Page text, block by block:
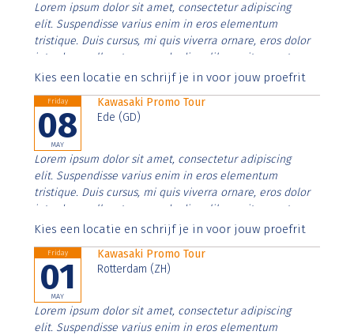
Lorem ipsum dolor sit amet, consectetur adipiscing
elit. Suspendisse varius enim in eros elementum
tristique. Duis cursus, mi quis viverra ornare, eros dolor
interdum nulla, ut commodo diam libero vitae erat.
Aenean faucibus nibh et justo cursus id rutrum lorem
Kies een locatie en schrijf je in voor jouw proefrit
Friday
08
MAY
Kawasaki Promo Tour
Ede (GD)
Lorem ipsum dolor sit amet, consectetur adipiscing
elit. Suspendisse varius enim in eros elementum
tristique. Duis cursus, mi quis viverra ornare, eros dolor
interdum nulla, ut commodo diam libero vitae erat.
Aenean faucibus nibh et justo cursus id rutrum lorem
Kies een locatie en schrijf je in voor jouw proefrit
Friday
01
MAY
Kawasaki Promo Tour
Rotterdam (ZH)
Lorem ipsum dolor sit amet, consectetur adipiscing
elit. Suspendisse varius enim in eros elementum